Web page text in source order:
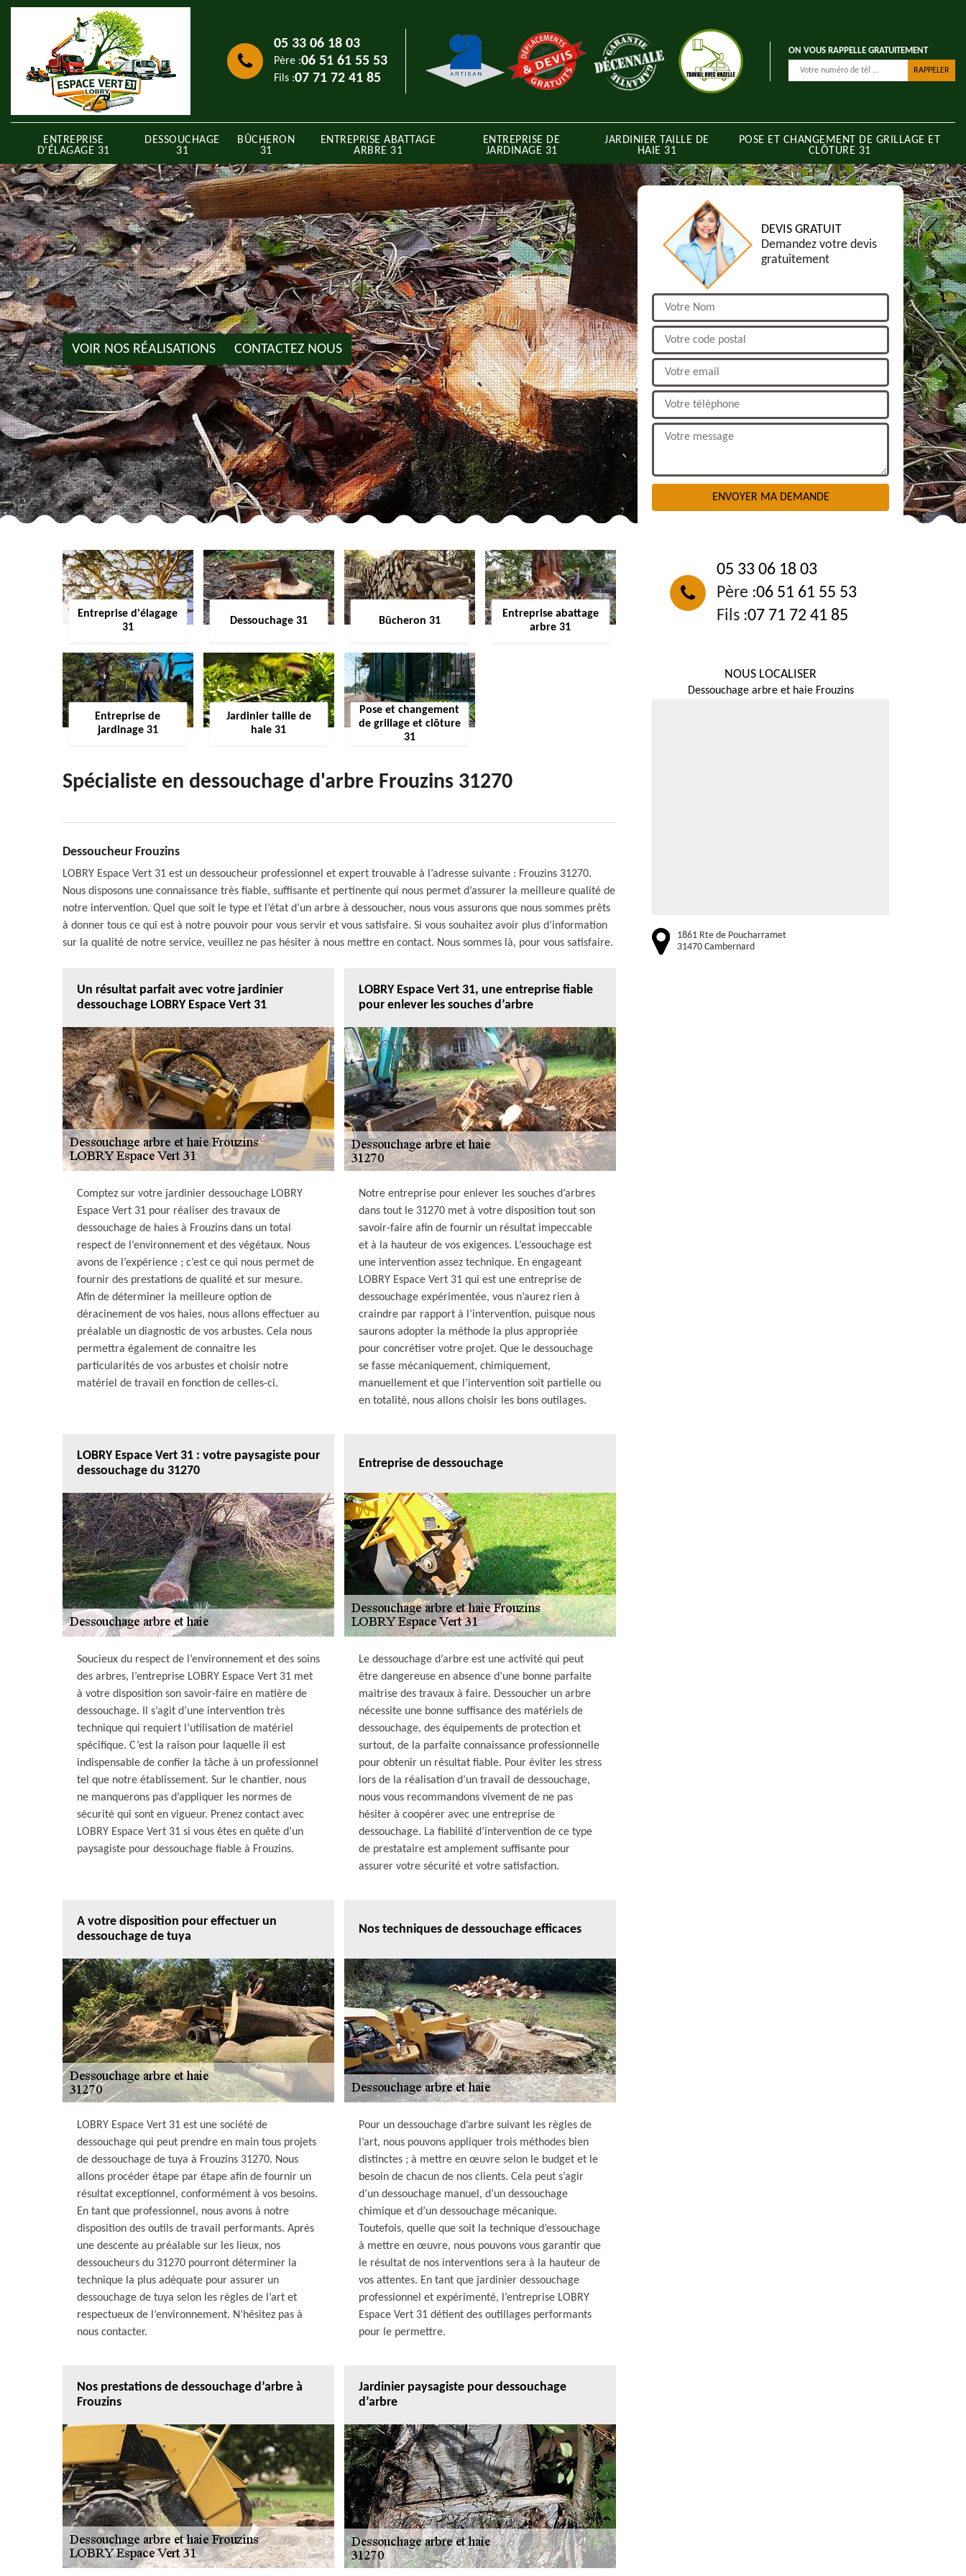
05 33 06 18 03
Père :06 51 61 55 53
Fils :07 71 72 41 85
ON VOUS RAPPELLE GRATUITEMENT
ENTREPRISE
D'ÉLAGAGE 31
DESSOUCHAGE
31
BÛCHERON
31
ENTREPRISE ABATTAGE
ARBRE 31
ENTREPRISE DE
JARDINAGE 31
JARDINIER TAILLE DE
HAIE 31
POSE ET CHANGEMENT DE GRILLAGE ET
CLÔTURE 31
VOIR NOS RÉALISATIONS CONTACTEZ NOUS
Entreprise d'élagage
31
Dessouchage 31 Bûcheron 31
Entreprise abattage
arbre 31
Entreprise de
jardinage 31
Jardinier taille de
haie 31
Pose et changement
de grillage et clôture
31
Spécialiste en dessouchage d'arbre Frouzins 31270
Dessoucheur Frouzins
LOBRY Espace Vert 31 est un dessoucheur professionnel et expert trouvable à l’adresse suivante : Frouzins 31270.
Nous disposons une connaissance très fiable, suffisante et pertinente qui nous permet d’assurer la meilleure qualité de
notre intervention. Quel que soit le type et l’état d’un arbre à dessoucher, nous vous assurons que nous sommes prêts
à donner tous ce qui est à notre pouvoir pour vous servir et vous satisfaire. Si vous souhaitez avoir plus d’information
sur la qualité de notre service, veuillez ne pas hésiter à nous mettre en contact. Nous sommes là, pour vous satisfaire.
Un résultat parfait avec votre jardinier
dessouchage LOBRY Espace Vert 31
Comptez sur votre jardinier dessouchage LOBRY
Espace Vert 31 pour réaliser des travaux de
dessouchage de haies à Frouzins dans un total
respect de l’environnement et des végétaux. Nous
avons de l’expérience ; c’est ce qui nous permet de
fournir des prestations de qualité et sur mesure.
Afin de déterminer la meilleure option de
déracinement de vos haies, nous allons effectuer au
préalable un diagnostic de vos arbustes. Cela nous
permettra également de connaitre les
particularités de vos arbustes et choisir notre
matériel de travail en fonction de celles-ci.
LOBRY Espace Vert 31, une entreprise fiable
pour enlever les souches d’arbre
Notre entreprise pour enlever les souches d’arbres
dans tout le 31270 met à votre disposition tout son
savoir-faire afin de fournir un résultat impeccable
et à la hauteur de vos exigences. L’essouchage est
une intervention assez technique. En engageant
LOBRY Espace Vert 31 qui est une entreprise de
dessouchage expérimentée, vous n’aurez rien à
craindre par rapport à l’intervention, puisque nous
saurons adopter la méthode la plus appropriée
pour concrétiser votre projet. Que le dessouchage
se fasse mécaniquement, chimiquement,
manuellement et que l’intervention soit partielle ou
en totalité, nous allons choisir les bons outilages.
LOBRY Espace Vert 31 : votre paysagiste pour
dessouchage du 31270
Soucieux du respect de l’environnement et des soins
des arbres, l’entreprise LOBRY Espace Vert 31 met
à votre disposition son savoir-faire en matière de
dessouchage. Il s’agit d’une intervention très
technique qui requiert l’utilisation de matériel
spécifique. C’est la raison pour laquelle il est
indispensable de confier la tâche à un professionnel
tel que notre établissement. Sur le chantier, nous
ne manquerons pas d’appliquer les normes de
sécurité qui sont en vigueur. Prenez contact avec
LOBRY Espace Vert 31 si vous êtes en quête d’un
paysagiste pour dessouchage fiable à Frouzins.
Entreprise de dessouchage
Le dessouchage d’arbre est une activité qui peut
être dangereuse en absence d’une bonne parfaite
maitrise des travaux à faire. Dessoucher un arbre
nécessite une bonne suffisance des matériels de
dessouchage, des équipements de protection et
surtout, de la parfaite connaissance professionnelle
pour obtenir un résultat fiable. Pour éviter les stress
lors de la réalisation d’un travail de dessouchage,
nous vous recommandons vivement de ne pas
hésiter à coopérer avec une entreprise de
dessouchage. La fiabilité d’intervention de ce type
de prestataire est amplement suffisante pour
assurer votre sécurité et votre satisfaction.
A votre disposition pour effectuer un
dessouchage de tuya
LOBRY Espace Vert 31 est une société de
dessouchage qui peut prendre en main tous projets
de dessouchage de tuya à Frouzins 31270. Nous
allons procéder étape par étape afin de fournir un
résultat exceptionnel, conformément à vos besoins.
En tant que professionnel, nous avons à notre
disposition des outils de travail performants. Après
une descente au préalable sur les lieux, nos
dessoucheurs du 31270 pourront déterminer la
technique la plus adéquate pour assurer un
dessouchage de tuya selon les règles de l’art et
respectueux de l’environnement. N’hésitez pas à
nous contacter.
Nos techniques de dessouchage efficaces
Pour un dessouchage d’arbre suivant les règles de
l’art, nous pouvons appliquer trois méthodes bien
distinctes ; à mettre en œuvre selon le budget et le
besoin de chacun de nos clients. Cela peut s’agir
d’un dessouchage manuel, d’un dessouchage
chimique et d’un dessouchage mécanique.
Toutefois, quelle que soit la technique d’essouchage
à mettre en œuvre, nous pouvons vous garantir que
le résultat de nos interventions sera à la hauteur de
vos attentes. En tant que jardinier dessouchage
professionnel et expérimenté, l’entreprise LOBRY
Espace Vert 31 détient des outillages performants
pour le permettre.
Nos prestations de dessouchage d’arbre à
Frouzins
Jardinier paysagiste pour dessouchage
d’arbre
DEVIS GRATUIT
Demandez votre devis
gratuitement
05 33 06 18 03
Père :06 51 61 55 53
Fils :07 71 72 41 85
NOUS LOCALISER
Dessouchage arbre et haie Frouzins
1861 Rte de Poucharramet
31470 Cambernard